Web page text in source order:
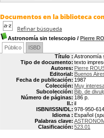
Documentos en la biblioteca
Refinar búsqueda
Astronomía sin telescopio / Pierre
Público
ISBD
Título : Astronomía
Tipo de documento: texto
Autores: Pierre
Editorial: Buenos
Fecha de publicación: 1987
Colección: Muy
Subcolección: Bib. de
Número de páginas: 186 p.
Il.: il
ISBN/ISSN/DL: 978-950-
Idioma : Español (
Palabras clave:
Clasificación: 523.01